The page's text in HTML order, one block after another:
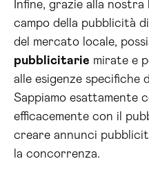
Infine, grazie alla nostra
campo della pubblicità
del mercato locale,
pubblicitarie mirate e
alle esigenze specifiche
Sappiamo esattamente
efficacemente con il
creare annunci
la concorrenza.